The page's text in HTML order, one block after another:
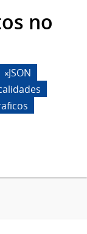
no
JSON